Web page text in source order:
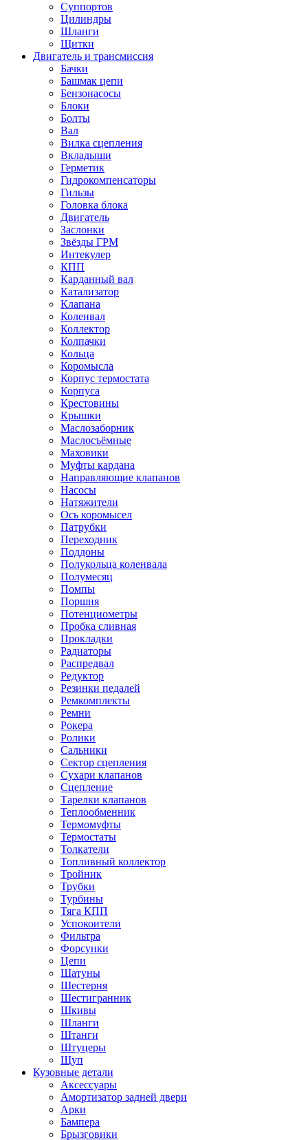
Суппортов
Цилиндры
Шланги
Щитки
Двигатель и трансмиссия
Бачки
Башмак цепи
Бензонасосы
Блоки
Болты
Вал
Вилка сцепления
Вкладыши
Герметик
Гидрокомпенсаторы
Гильзы
Головка блока
Двигатель
Заслонки
Звёзды ГРМ
Интекулер
КПП
Карданный вал
Катализатор
Клапана
Коленвал
Коллектор
Колпачки
Кольца
Коромысла
Корпус термостата
Корпуса
Крестовины
Крышки
Маслозаборник
Маслосъёмные
Маховики
Муфты кардана
Направляющие клапанов
Насосы
Натяжители
Ось коромысел
Патрубки
Переходник
Поддоны
Полукольца коленвала
Полумесяц
Помпы
Поршня
Потенциометры
Пробка сливная
Прокладки
Радиаторы
Распредвал
Редуктор
Резинки педалей
Ремкомплекты
Ремни
Рокера
Ролики
Сальники
Сектор сцепления
Сухари клапанов
Сцепление
Тарелки клапанов
Теплообменник
Термомуфты
Термостаты
Толкатели
Топливный коллектор
Тройник
Трубки
Турбины
Тяга КПП
Успокоители
Фильтра
Форсунки
Цепи
Шатуны
Шестерня
Шестигранник
Шкивы
Шланги
Штанги
Штуцеры
Щуп
Кузовные детали
Аксессуары
Амортизатор задней двери
Арки
Бампера
Брызговики